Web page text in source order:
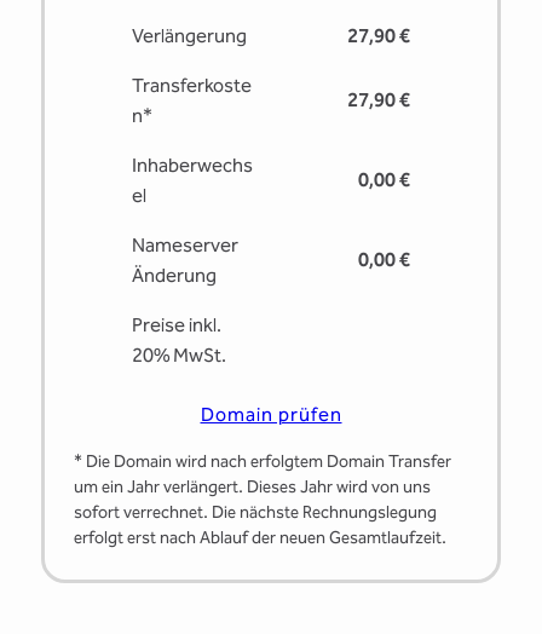
Verlängerung 27,90 €
Transferkoste
n*
27,90 €
Inhaberwechs
el
0,00 €
Nameserver
Änderung
0,00 €
Preise inkl.
20% MwSt.
Domain prüfen
* Die Domain wird nach erfolgtem Domain Transfer
um ein Jahr verlängert. Dieses Jahr wird von uns
sofort verrechnet. Die nächste Rechnungslegung
erfolgt erst nach Ablauf der neuen Gesamtlaufzeit.